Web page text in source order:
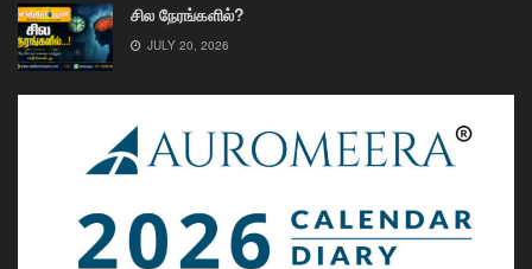
சில நேரங்களில்?
JULY 20, 2026